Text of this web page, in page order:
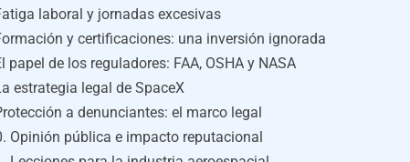
laboral y jornadas excesivas
y certificaciones: una inversión ignorada
papel de los reguladores: FAA, OSHA y NASA
estrategia legal de SpaceX
a denunciantes: el marco legal
Opinión pública e impacto reputacional